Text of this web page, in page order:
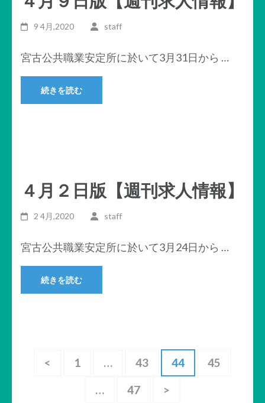
9 4月,2020 staff
宮古公共職業安定所に於いて3月31日から …
続きを読む
４月２日版【週刊求人情報】
2 4月,2020 staff
宮古公共職業安定所に於いて3月24日から …
続きを読む
<
固
1 …
固
ペ
43
固
定
44
固
45
…
固
47 >